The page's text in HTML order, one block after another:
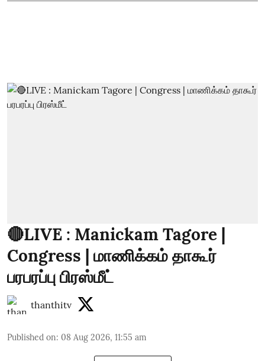
🔴LIVE : Manickam Tagore |
Congress | மாணிக்கம் தாகூர்
பரபரப்பு பிரஸ்மீட்
thanthitv
Published on: 08 Aug 2026, 11:55 am